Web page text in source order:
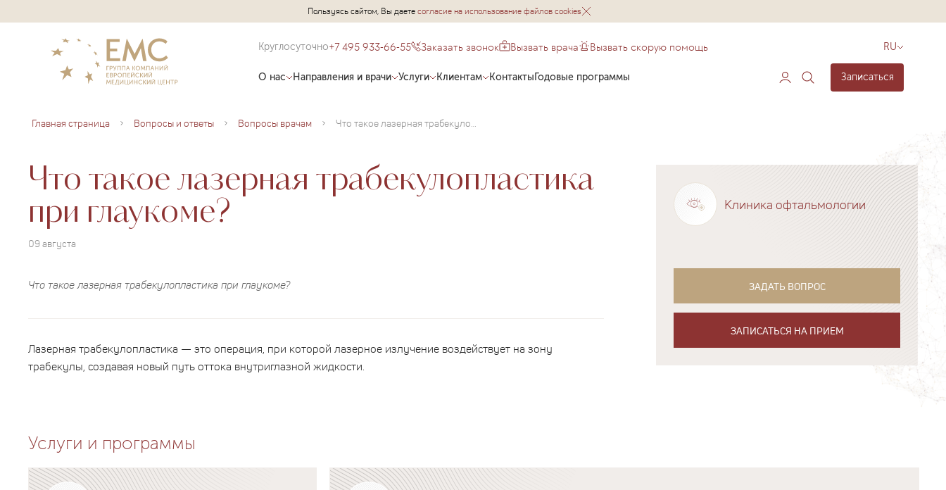
Пользуясь сайтом, Вы даетесогласие на использование файлов cookies
Круглосуточно+7 495 933-66-55 Заказать звонок Вызвать врача Вызвать скорую помощь RU
О нас Направления и врачи Услуги Клиентам КонтактыГодовые программы Записаться
Главная страница Вопросы и ответы Вопросы врачам Что такое лазерная трабекулопластика при глаукоме?
Что такое лазерная трабекулопластика
при глаукоме?
09 августа
Что такое лазерная трабекулопластика при глаукоме?
Лазерная трабекулопластика — это операция, при которой лазерное излучение воздействует на зону
трабекулы, создавая новый путь оттока внутриглазной жидкости.
Клиника офтальмологии
ЗАДАТЬ ВОПРОС
ЗАПИСАТЬСЯ НА ПРИЕМ
Услуги и программы